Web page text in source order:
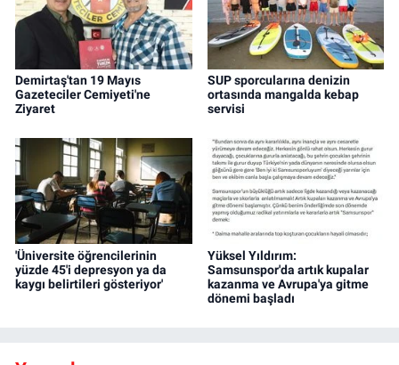
Demirtaş'tan 19 Mayıs
Gazeteciler Cemiyeti'ne
Ziyaret
SUP sporcularına denizin
ortasında mangalda kebap
servisi
'Üniversite öğrencilerinin
yüzde 45'i depresyon ya da
kaygı belirtileri gösteriyor'
Yüksel Yıldırım:
Samsunspor'da artık kupalar
kazanma ve Avrupa'ya gitme
dönemi başladı